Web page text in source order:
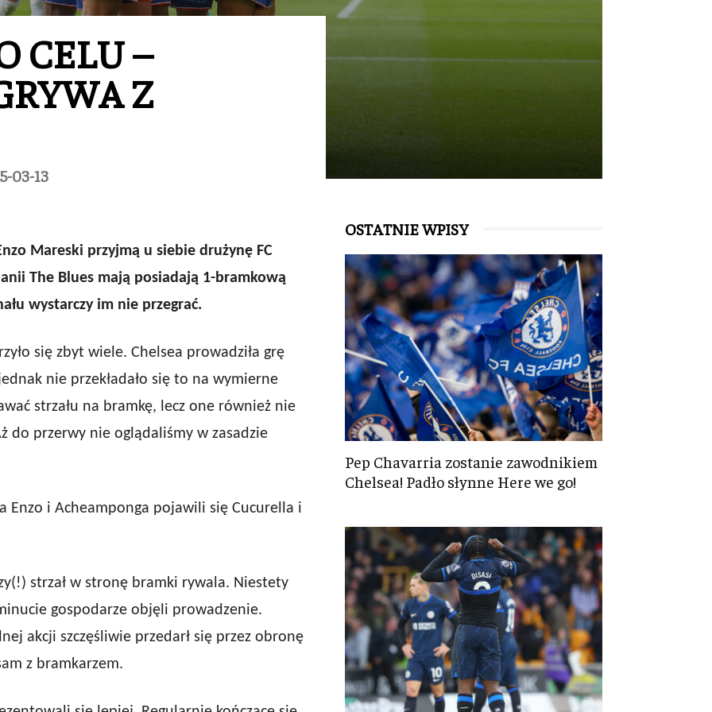
CELU –
Z
03-13
Mareski przyjmą u siebie drużynę FC
The Blues mają posiadają 1-bramkową
wystarczy im nie przegrać.
się zbyt wiele. Chelsea prowadziła grę
nie przekładało się to na wymierne
strzału na bramkę, lecz one również nie
do przerwy nie oglądaliśmy w zasadzie
Enzo i Acheamponga pojawili się Cucurella i
strzał w stronę bramki rywala. Niestety
gospodarze objęli prowadzenie.
akcji szczęśliwie przedarł się przez obronę
z bramkarzem.
OSTATNIE WPISY
Pep Chavarria zostanie zawodnikiem
Chelsea! Padło słynne Here we go!